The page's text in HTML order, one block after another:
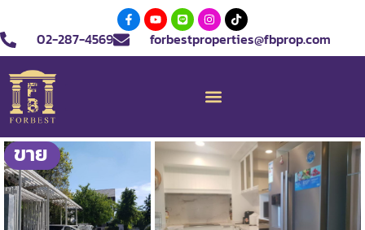
02-287-4569 forbestproperties@fbprop.com
ขาย